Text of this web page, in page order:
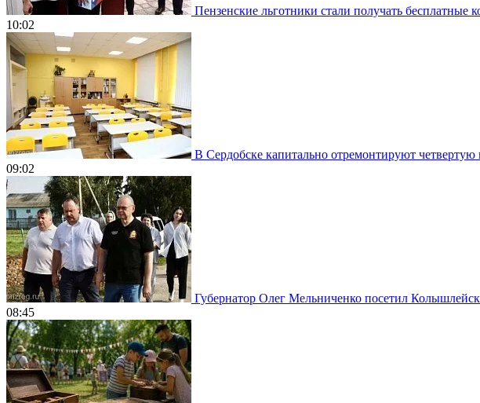
Пензенские льготники стали получать бесплатные
10:02
В Сердобске капитально отремонтируют
09:02
Губернатор Олег Мельниченко посетил
08:45